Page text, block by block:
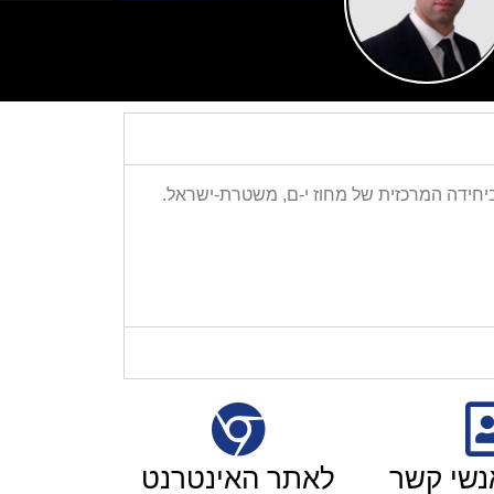
המדינה. עו"ד פלג שירת כ-8 שנים בתפקיד שטח מסווג ביחידה המרכזית של מחוז י-ם, משטרת-ישראל.
קשר לאתר האינטרנט